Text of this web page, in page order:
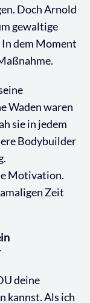
Doch Arnold
gewaltige
dem Moment
Waden waren
sie in jedem
Bodybuilder
Motivation.
Zeit
deine
kannst. Als ich